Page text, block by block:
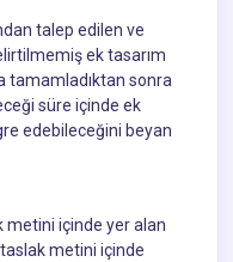
talep edilen ve
ek tasarım
tamamladıktan sonra
süre içinde ek
edebileceğini beyan
metini içinde yer alan
taslak metini içinde